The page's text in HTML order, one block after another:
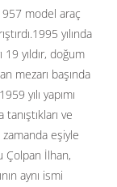
model araç
yılında
yıldır, doğum
mezarı başında
yılı yapımı
tanıştıkları ve
zamanda eşiyle
Çolpan İlhan,
aynı ismi